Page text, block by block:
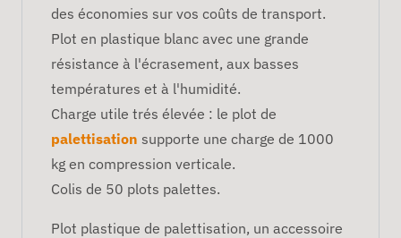
des économies sur vos coûts de transport.
Plot en plastique blanc avec une grande
résistance à l'écrasement, aux basses
températures et à l'humidité.
Charge utile trés élevée : le plot de
palettisation supporte une charge de 1000
kg en compression verticale.
Colis de 50 plots palettes.
Plot plastique de palettisation, un accessoire